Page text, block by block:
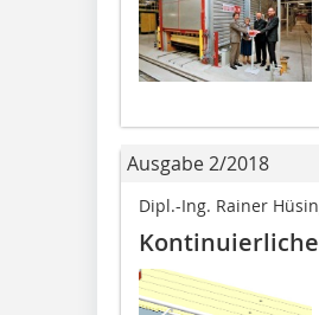
Ausgabe 2/2018
Dipl.-Ing. Rainer